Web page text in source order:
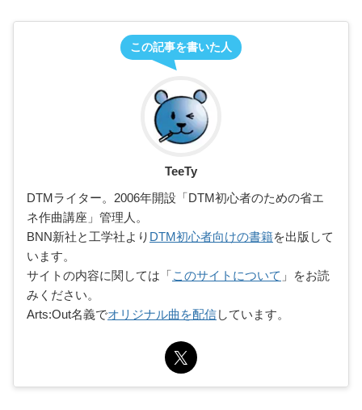
この記事を書いた人
TeeTy
DTMライター。2006年開設「DTM初心者のための省エ
ネ作曲講座」管理人。
BNN新社と工学社より DTM初心者向けの書籍を出版して
います。
サイトの内容に関しては「このサイトについて 」をお読
みください。
Arts:Out名義でオリジナル曲を配信しています。